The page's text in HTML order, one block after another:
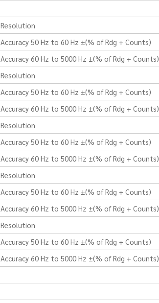
Resolution
Accuracy 50 Hz to 60 Hz ±(% of Rdg + Counts)
Accuracy 60 Hz to 5000 Hz ±(% of Rdg + Counts)
Resolution
Accuracy 50 Hz to 60 Hz ±(% of Rdg + Counts)
Accuracy 60 Hz to 5000 Hz ±(% of Rdg + Counts)
Resolution
Accuracy 50 Hz to 60 Hz ±(% of Rdg + Counts)
Accuracy 60 Hz to 5000 Hz ±(% of Rdg + Counts)
Resolution
Accuracy 50 Hz to 60 Hz ±(% of Rdg + Counts)
Accuracy 60 Hz to 5000 Hz ±(% of Rdg + Counts)
Resolution
Accuracy 50 Hz to 60 Hz ±(% of Rdg + Counts)
Accuracy 60 Hz to 5000 Hz ±(% of Rdg + Counts)